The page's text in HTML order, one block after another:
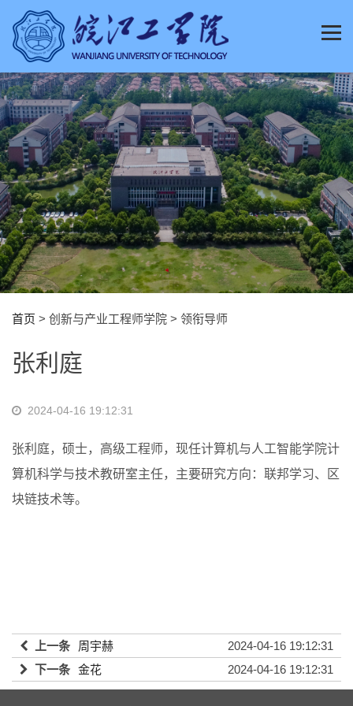
首页 > 创新与产业工程师学院 > 领衔导师
张利庭
2024-04-16 19:12:31
张利庭，硕士，高级工程师，现任计算机与人工智能学院计
算机科学与技术教研室主任，主要研究方向：联邦学习、区
块链技术等。
上一条 周宇赫
2024-04-16 19:12:31
下一条 金花 2024-04-16 19:12:31